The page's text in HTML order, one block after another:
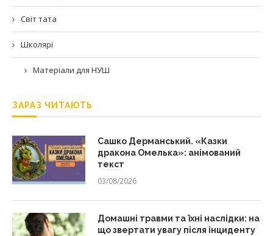
Світ тата
Школярі
Матеріали для НУШ
ЗАРАЗ ЧИТАЮТЬ
Сашко Дерманський. «Казки
дракона Омелька»: анімований
текст
03/08/2026
Домашні травми та їхні наслідки: на
що звертати увагу після інциденту